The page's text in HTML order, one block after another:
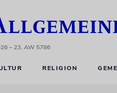
– 23. AW 5786
RELIGION